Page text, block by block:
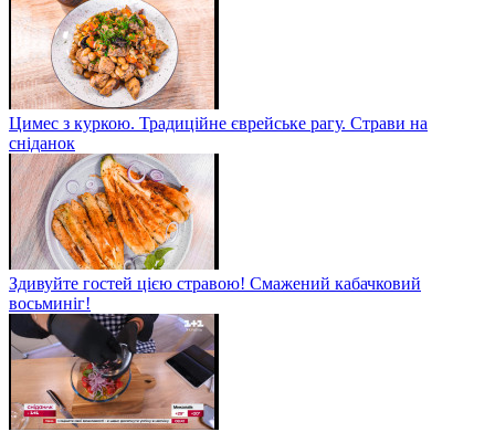
Цимес з куркою. Традиційне єврейське рагу. Страви на
сніданок
Здивуйте гостей цією стравою! Смажений кабачковий
восьминіг!